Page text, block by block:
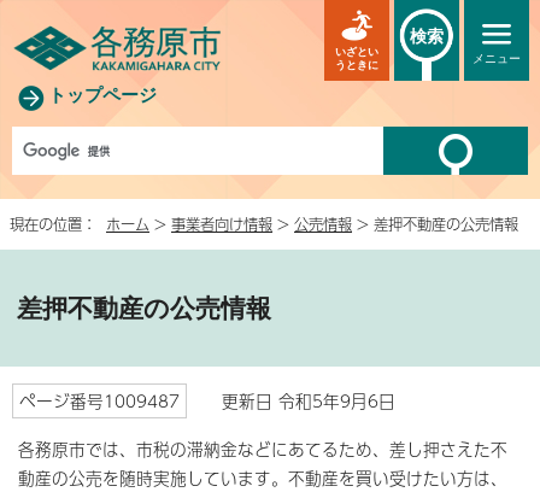
トップページ
メニュー
いざとい
うときに
検索
現在の位置： ホーム > 事業者向け情報 > 公売情報 > 差押不動産の公売情報
差押不動産の公売情報
ページ番号1009487
更新日 令和5年9月6日
各務原市では、市税の滞納金などにあてるため、差し押さえた不
動産の公売を随時実施しています。不動産を買い受けたい方は、